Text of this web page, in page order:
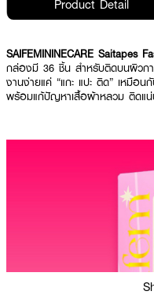
Product Detail
SAIFEMININECARE Saitapes
กล่องมี 36 ชิ้น สำหรับติดบนผิวกา
งานง่ายแค่ “แกะ แปะ ติด” เหมือน
พร้อมแก้ปัญหาเสื้อผ้าหลวม ติดแน่